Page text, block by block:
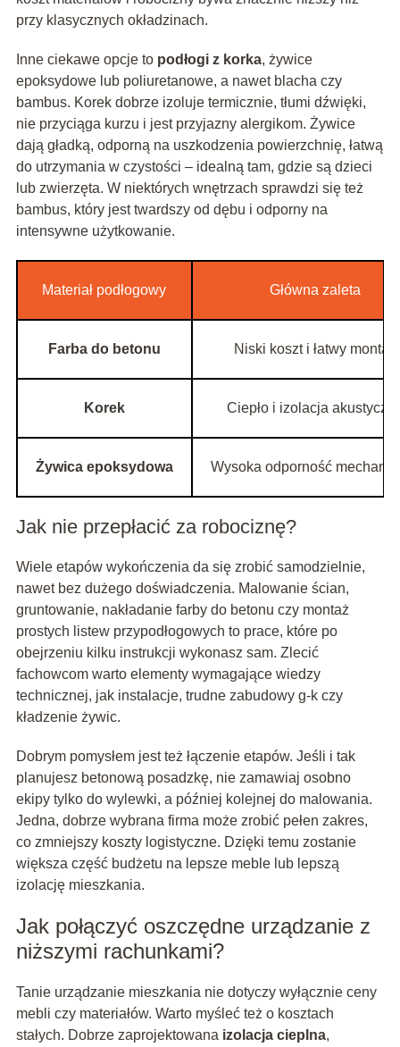
przy klasycznych okładzinach.
Inne ciekawe opcje to podłogi z korka, żywice
epoksydowe lub poliuretanowe, a nawet blacha czy
bambus. Korek dobrze izoluje termicznie, tłumi dźwięki,
nie przyciąga kurzu i jest przyjazny alergikom. Żywice
dają gładką, odporną na uszkodzenia powierzchnię, łatwą
do utrzymania w czystości – idealną tam, gdzie są dzieci
lub zwierzęta. W niektórych wnętrzach sprawdzi się też
bambus, który jest twardszy od dębu i odporny na
intensywne użytkowanie.
Materiał podłogowy Główna zaleta
Farba do betonu Niski koszt i łatwy montaż
Korek Ciepło i izolacja
Żywica epoksydowa Wysoka odporność
Jak nie przepłacić za robociznę?
Wiele etapów wykończenia da się zrobić samodzielnie,
nawet bez dużego doświadczenia. Malowanie ścian,
gruntowanie, nakładanie farby do betonu czy montaż
prostych listew przypodłogowych to prace, które po
obejrzeniu kilku instrukcji wykonasz sam. Zlecić
fachowcom warto elementy wymagające wiedzy
technicznej, jak instalacje, trudne zabudowy g-k czy
kładzenie żywic.
Dobrym pomysłem jest też łączenie etapów. Jeśli i tak
planujesz betonową posadzkę, nie zamawiaj osobno
ekipy tylko do wylewki, a później kolejnej do malowania.
Jedna, dobrze wybrana firma może zrobić pełen zakres,
co zmniejszy koszty logistyczne. Dzięki temu zostanie
większa część budżetu na lepsze meble lub lepszą
izolację mieszkania.
Jak połączyć oszczędne urządzanie z
niższymi rachunkami?
Tanie urządzanie mieszkania nie dotyczy wyłącznie ceny
mebli czy materiałów. Warto myśleć też o kosztach
stałych. Dobrze zaprojektowana izolacja cieplna,